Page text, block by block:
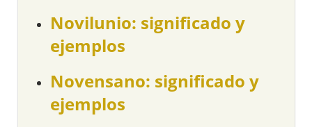
Novilunio: significado y
ejemplos
Novensano: significado y
ejemplos